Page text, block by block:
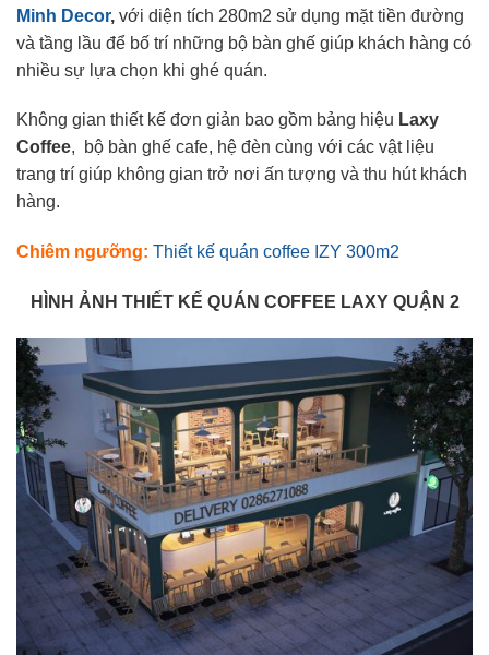
Minh Decor, với diện tích 280m2 sử dụng mặt tiền đường
và tầng lầu để bố trí những bộ bàn ghế giúp khách hàng có
nhiều sự lựa chọn khi ghé quán.
Không gian thiết kế đơn giản bao gồm bảng hiệu Laxy
Coffee, bộ bàn ghế cafe, hệ đèn cùng với các vật liệu
trang trí giúp không gian trở nơi ấn tượng và thu hút khách
hàng.
Chiêm ngưỡng: Thiết kế quán coffee IZY 300m2
HÌNH ẢNH THIẾT KẾ QUÁN COFFEE LAXY QUẬN 2